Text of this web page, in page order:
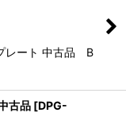
レート 中古品 B
古品 [DPG-